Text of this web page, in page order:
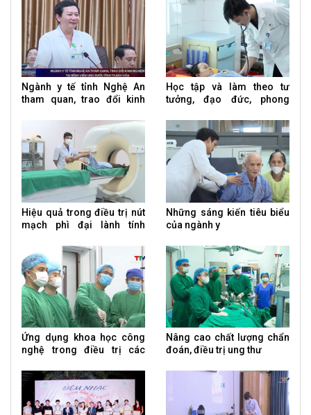
Ngành y tế tỉnh Nghệ An
tham quan, trao đổi kinh
bướu tỉnh Thanh Hóa
Học tập và làm theo tư
tưởng, đạo đức, phong
Hiệu quả trong điều trị nút
mạch phì đại lành tính
Những sáng kiến tiêu biểu
của ngành y
Ứng dụng khoa học công
nghệ trong điều trị các
Nâng cao chất lượng chẩn
đoán, điều trị ung thư